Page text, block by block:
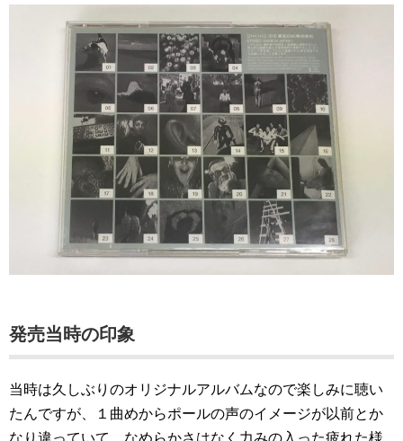
発売当時の印象
当時は久しぶりのオリジナルアルバムなので楽しみに聴い
たんですが、１曲めからポールの声のイメージが以前とか